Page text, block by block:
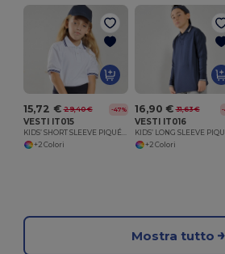
15,72 € 29,40 € -47%
VESTI IT015
KIDS’ SHORT SLEEVE PIQUÉ POLO SHIRT
+2 Colori
16,90 € 31,63 € -
VESTI IT016
+2 Colori
Mostra tutto